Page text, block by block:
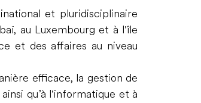
et pluridisciplinaire
au Luxembourg et à l'île
et des affaires au niveau
efficace, la gestion de
qu’à l'informatique et à